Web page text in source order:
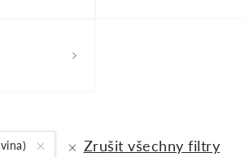
Zrušit všechny filtry